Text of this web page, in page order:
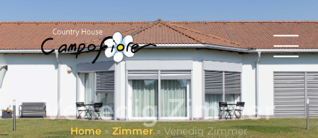
Venedig Zimmer
Home»Zimmer» Venedig Zimmer